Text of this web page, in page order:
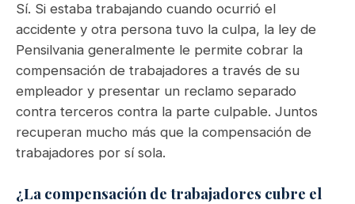
Sí. Si estaba trabajando cuando ocurrió el
accidente y otra persona tuvo la culpa, la ley de
Pensilvania generalmente le permite cobrar la
compensación de trabajadores a través de su
empleador y presentar un reclamo separado
contra terceros contra la parte culpable. Juntos
recuperan mucho más que la compensación de
trabajadores por sí sola.
¿La compensación de trabajadores cubre el